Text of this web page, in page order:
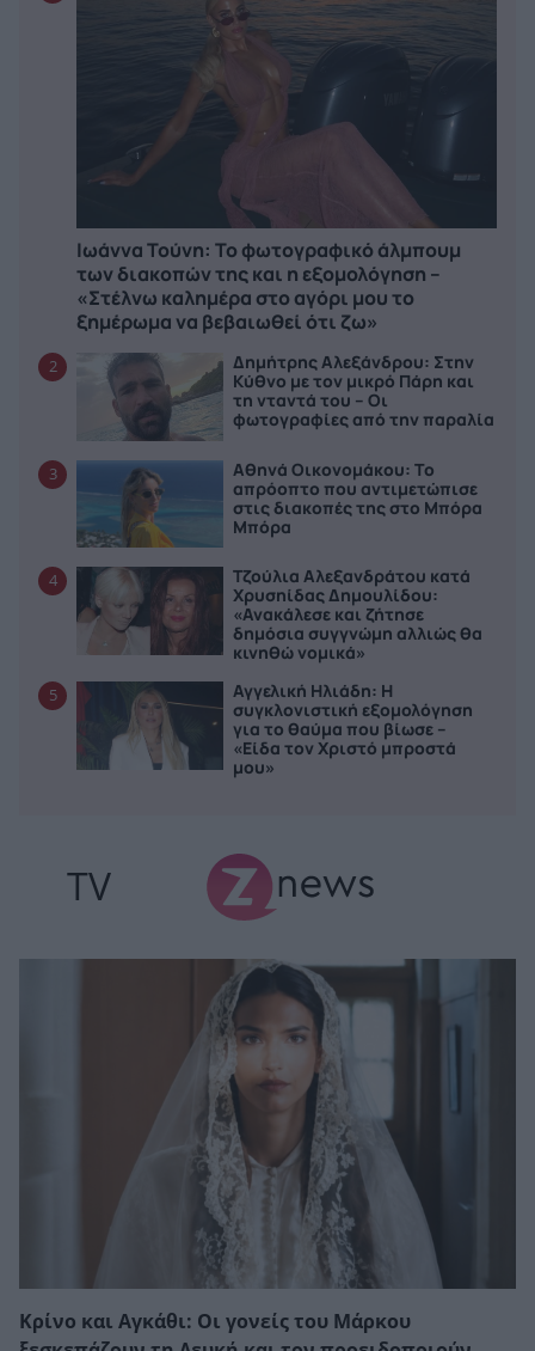
Ιωάννα Τούνη: Το φωτογραφικό άλμπουμ
των διακοπών της και η εξομολόγηση –
«Στέλνω καλημέρα στο αγόρι μου το
ξημέρωμα να βεβαιωθεί ότι ζω»
2
Δημήτρης Αλεξάνδρου: Στην
Κύθνο με τον μικρό Πάρη και
τη νταντά του – Οι
φωτογραφίες από την παραλία
3
Αθηνά Οικονομάκου: Το
απρόοπτο που αντιμετώπισε
στις διακοπές της στο Μπόρα
Μπόρα
4
Τζούλια Αλεξανδράτου κατά
Χρυσηίδας Δημουλίδου:
«Ανακάλεσε και ζήτησε
δημόσια συγγνώμη αλλιώς θα
κινηθώ νομικά»
5
Αγγελική Ηλιάδη: Η
συγκλονιστική εξομολόγηση
για το θαύμα που βίωσε –
«Είδα τον Χριστό μπροστά
μου»
TV
Κρίνο και Αγκάθι: Οι γονείς του Μάρκου